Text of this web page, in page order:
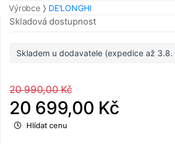
Výrobce
DE'LONGHI
Skladová dostupnost
Skladem u dodavatele (expedice až 3.8.
20 990,00 Kč
20 699,00 Kč
Hlídat cenu